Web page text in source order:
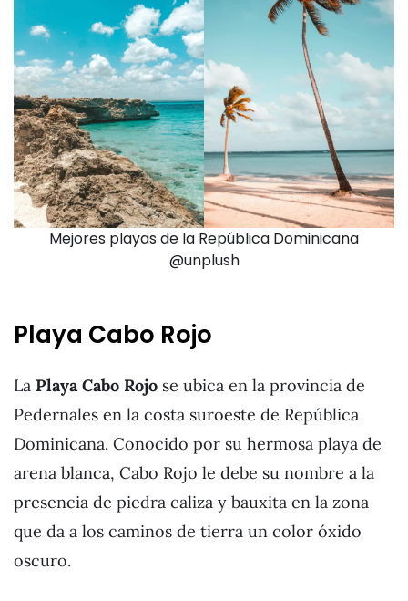
Mejores playas de la República Dominicana
@unplush
Playa Cabo Rojo
La Playa Cabo Rojo se ubica en la provincia de
Pedernales en la costa suroeste de República
Dominicana. Conocido por su hermosa playa de
arena blanca, Cabo Rojo le debe su nombre a la
presencia de piedra caliza y bauxita en la zona
que da a los caminos de tierra un color óxido
oscuro.